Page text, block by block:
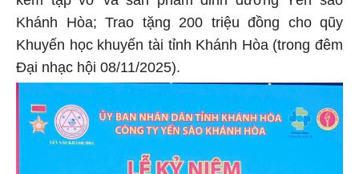
Khánh Hòa; Trao tặng 200 triệu đồng cho qũy
Khuyến học khuyến tài tỉnh Khánh Hòa (trong đêm
Đại nhạc hội 08/11/2025).